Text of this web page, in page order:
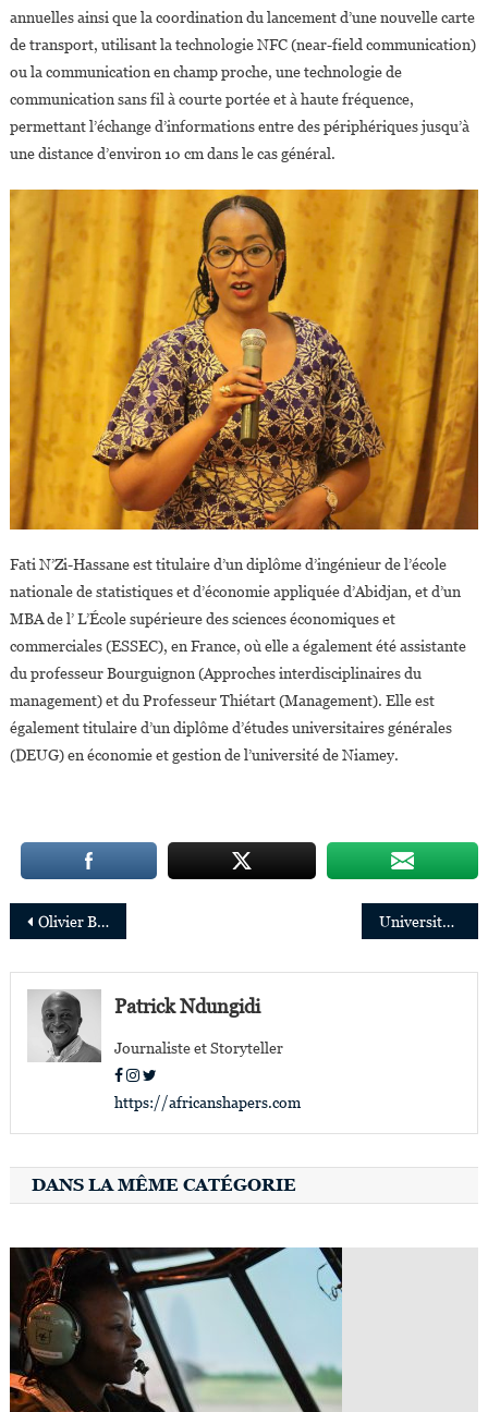
annuelles ainsi que la coordination du lancement d’une nouvelle carte
de transport, utilisant la technologie NFC (near-field communication)
ou la communication en champ proche, une technologie de
communication sans fil à courte portée et à haute fréquence,
permettant l’échange d’informations entre des périphériques jusqu’à
une distance d’environ 10 cm dans le cas général.
Fati N’Zi-Hassane est titulaire d’un diplôme d’ingénieur de l’école
nationale de statistiques et d’économie appliquée d’Abidjan, et d’un
MBA de l’ L’École supérieure des sciences économiques et
commerciales (ESSEC), en France, où elle a également été assistante
du professeur Bourguignon (Approches interdisciplinaires du
management) et du Professeur Thiétart (Management). Elle est
également titulaire d’un diplôme d’études universitaires générales
(DEUG) en économie et gestion de l’université de Niamey.
Navigation
de
l’article
Olivier Buyoya nommé directeur régional de la Société financière internationale pour l’Afrique de l’Ouest Université Harvard : Patricia Nzolantima et Amandla Ooko-Ombaka nommées co-présidentes du Conseil de leadership du Centre d’études africaines
Patrick Ndungidi
Journaliste et Storyteller
https://africanshapers.com
DANS LA MÊME CATÉGORIE